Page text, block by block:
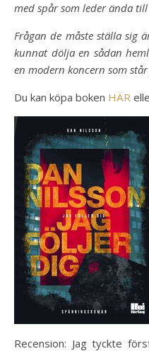
med spår som leder ända
Frågan de måste ställa sig
kunnat dölja en sådan
en modern koncern som
Du kan köpa boken HÄR
Recension: Jag tyckte